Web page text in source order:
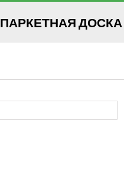
ПАРКЕТНАЯ ДОСКА